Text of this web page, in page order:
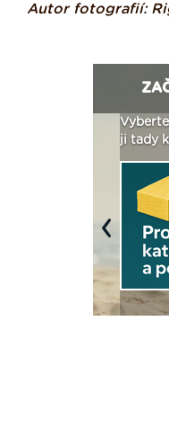
Autor fotografií:
ji tady
Previous